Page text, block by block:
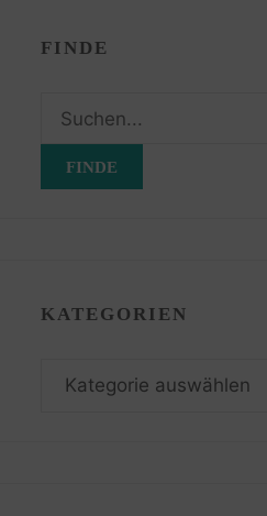
FINDE
Suchen
nach:
KATEGORIEN
Kategorien